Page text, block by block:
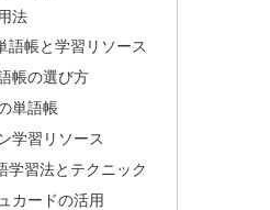
法
語帳と学習リソース
帳の選び方
単語帳
学習リソース
学習法とテクニック
カードの活用